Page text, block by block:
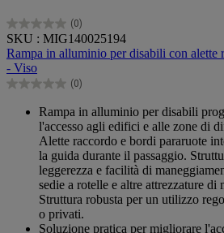
(0)
0.0
su
5
stelle.
SKU : MIG140025194
Rampa in alluminio per disabili con alette
- Viso
(0)
0.0
Rampa in alluminio per disabili
l'accesso agli edifici e alle zone di
Alette raccordo e bordi pararuote
la guida durante il passaggio.
leggerezza e facilità di
sedie a rotelle e altre attrezzature
Struttura robusta per un utilizzo
o privati.
Soluzione pratica per migliorare